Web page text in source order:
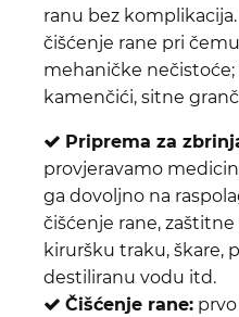
ranu bez
čišćenje rane pri
mehaničke
kamenčići, sitne
Priprema za
provjeravamo
ga dovoljno na
čišćenje rane, zaštitne
kiruršku traku, škare,
destiliranu vodu itd.
Čišćenje rane:prvo